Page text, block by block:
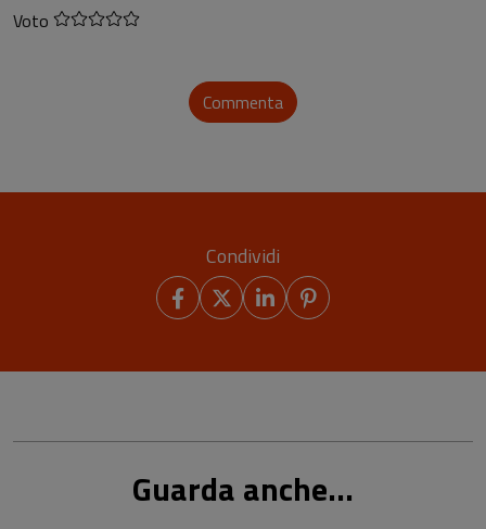
Voto
Commenta
Condividi
Guarda anche...